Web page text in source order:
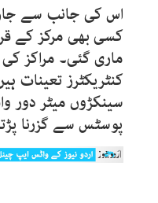
اس کی جانب سے
کسی بھی مرکز کے
ماری گئی۔ مراکز
کنٹریکٹرز
سینکڑوں میٹر دور
پوسٹس سے گزرنا